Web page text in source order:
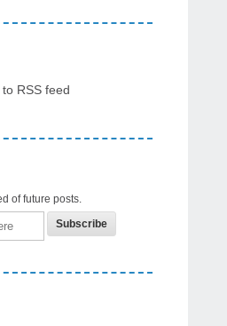
RSS feed
of future posts.